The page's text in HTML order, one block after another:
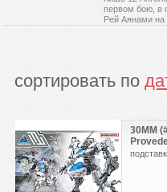
первом бою, в
Рей Аянами на
сортировать по
30MM